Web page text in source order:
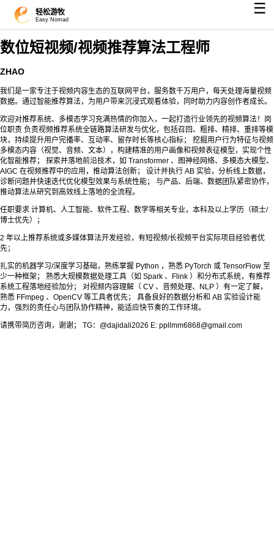
轻松游牧
Easy Nomad
☰
数位短视频/视频推荐算法工程师
ZHAO
我们是一家专注于视频内容生态的互联网平台，服务数千万用户，每天处理海量视频
数据。通过智能推荐算法，为用户带来沉浸式观看体验，同时助力内容创作者成长。
欢迎对推荐系统、多模态学习充满热情的你加入，一起打造行业领先的视频算法！岗
位职责 负责视频推荐系统全链路算法研发与优化，包括召回、粗排、精排、重排等模
块，持续提升用户完播率、互动率、留存时长等核心指标； 挖掘用户行为特征与视频
多模态内容（视觉、音频、文本），构建精准的用户画像和视频表征模型，实现个性
化智能推荐； 探索并落地前沿技术，如 Transformer 、图神经网络、多模态大模型、
AIGC 在视频推荐中的应用，推动算法创新； 设计并执行 AB 实验，分析线上数据，
诊断问题并快速迭代优化模型效果与系统性能； 与产品、后端、数据团队紧密协作，
推动算法从研究到高效线上落地的全流程。
任职要求 计算机、人工智能、软件工程、数学等相关专业，本科及以上学历（硕士/
博士优先）；
2 年以上推荐系统或多媒体算法开发经验，有短视频/长视频平台实际项目经验者优
先；
扎实的机器学习/深度学习基础，熟练掌握 Python ，熟悉 PyTorch 或 TensorFlow 至
少一种框架； 熟悉大规模数据处理工具（如 Spark 、Flink ）和分布式系统，有推荐
系统工程落地经验加分； 对视频内容理解（ CV 、音频处理、NLP ）有一定了解，
熟悉 FFmpeg 、OpenCV 等工具者优先； 具备良好的数据分析和 AB 实验设计能
力，强烈的责任心与团队协作精神，能适应快节奏的工作环境。
请携带简历咨询，谢谢； TG：@dajidali2026 E: ppllmm6868@gmail.com